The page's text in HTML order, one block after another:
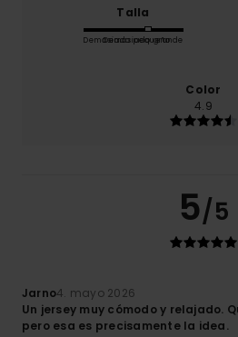
Talla
Demasiado pequeño
Demasiado grande
Color
4.9
5/5
Jarno4. mayo 2026
Un jersey muy cómodo y relajado.
pero esa es precisamente la idea.